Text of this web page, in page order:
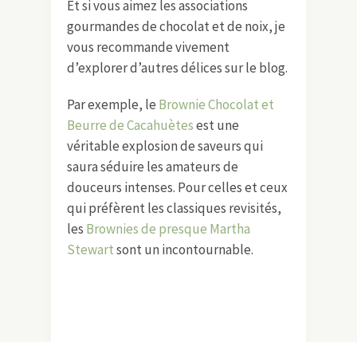
Et si vous aimez les associations
gourmandes de chocolat et de noix, je
vous recommande vivement
d’explorer d’autres délices sur le blog.
Par exemple, le Brownie Chocolat et
Beurre de Cacahuètesest une
véritable explosion de saveurs qui
saura séduire les amateurs de
douceurs intenses. Pour celles et ceux
qui préfèrent les classiques revisités,
les Brownies de presque Martha
Stewartsont un incontournable.